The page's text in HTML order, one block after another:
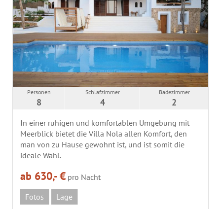
Personen
8
Schlafzimmer
4
Badezimmer
2
In einer ruhigen und komfortablen Umgebung mit
Meerblick bietet die Villa Nola allen Komfort, den
man von zu Hause gewohnt ist, und ist somit die
ideale Wahl.
ab 630,- € pro Nacht
Fotos
Lage